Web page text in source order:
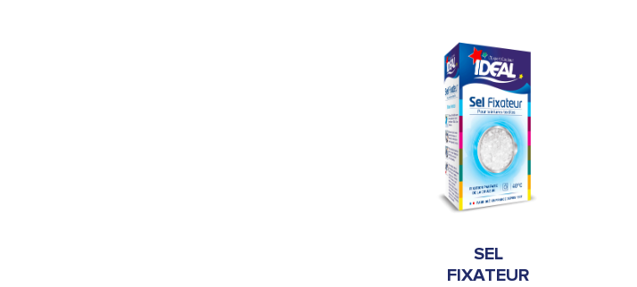
SEL
FIXATEUR